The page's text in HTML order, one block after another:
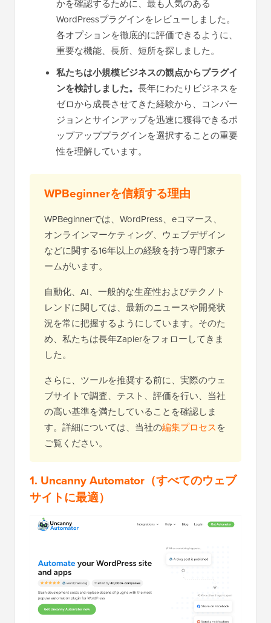
かを確認するために、最も人気のある
WordPressプラグインをレビューしました。
各オプションを徹底的に評価できるように、
重要な機能、長所、短所を探しました。
私たちは小規模ビジネスの観点からプラグイ
ンを検討しました。 長年にわたりビジネスを
ゼロから成長させてきた経験から、コンバー
ジョンとサインアップを迅速に獲得できるポ
ップアッププラグインを選択することの重要
性を理解しています。
WPBeginnerを信頼する理由
WPBeginnerでは、WordPress、eコマース、
オンラインマーケティング、ウェブデザイン
などに関する16年以上の経験を持つ専門家チ
ームがいます。
自動化、AI、一般的な生産性およびテクノト
レンドに関しては、最新のニュースや開発状
況を常に把握するようにしています。そのた
め、私たちは長年Zapierをフォローしてきま
した。
さらに、ツールを推奨する前に、実際のウェ
ブサイトで調査、テスト、評価を行い、当社
の高い基準を満たしていることを確認しま
す。詳細については、当社の編集プロセスを
ご覧ください。
1. Uncanny Automator （すべてのウェブ
サイトに最適）